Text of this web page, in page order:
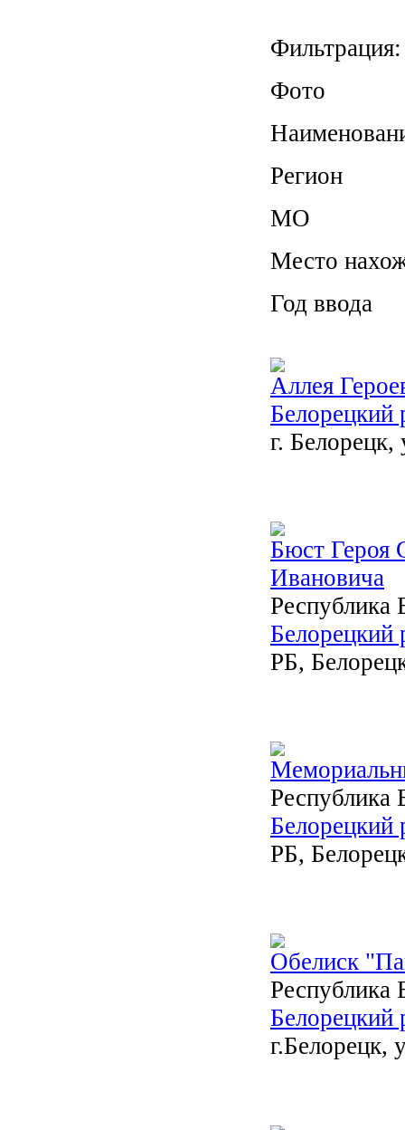
Фото
Регион
МО
Место
Год ввода
Аллея
Белорецкий
г. Белорецк,
Бюст Героя
Ивановича
Республика
Белорецкий
РБ,
Республика
Белорецкий
РБ,
Обелиск
Республика
Белорецкий
г.Белорецк,